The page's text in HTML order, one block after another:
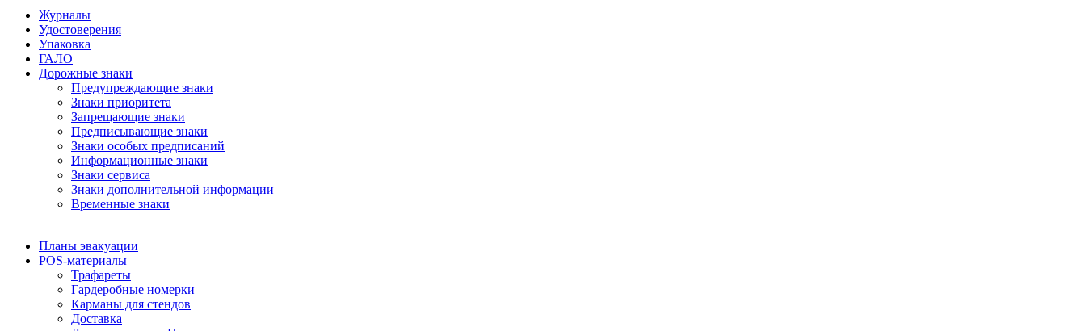
Журналы
Удостоверения
Упаковка
ГАЛО
Дорожные знаки
Предупреждающие знаки
Знаки приоритета
Запрещающие знаки
Предписывающие знаки
Знаки особых предписаний
Информационные знаки
Знаки сервиса
Знаки дополнительной информации
Временные знаки
Планы эвакуации
POS-материалы
Трафареты
Гардеробные номерки
Карманы для стендов
Доставка